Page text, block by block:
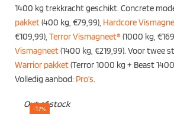
1400 kg trekkracht geschikt. Concrete
pakket(400 kg, €79,99), Hardcore
€109,99), Terror Vismagneet® (1000 kg,
Vismagneet(1400 kg, €219,99). Voor twee
Warrior pakket(Terror 1000 kg + Beast
Volledig aanbod: Pro’s.
-17%
Out of stock